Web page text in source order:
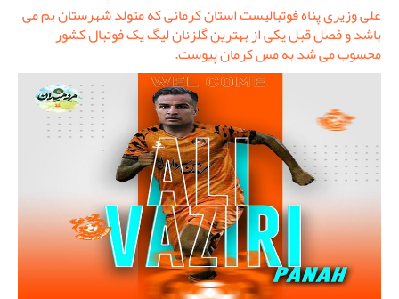
علی وزیری پناه فوتبالیست استان کرمانی که متولد شهرستان بم می
باشد و فصل قبل یکی از بهترین گلزنان لیگ یک فوتبال کشور
محسوب می شد به مس کرمان پیوست.